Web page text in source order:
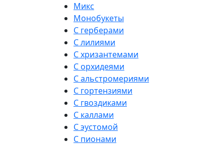
Микс
Монобукеты
С герберами
С лилиями
С хризантемами
С орхидеями
С альстромериями
С гортензиями
С гвоздиками
С каллами
С эустомой
С пионами